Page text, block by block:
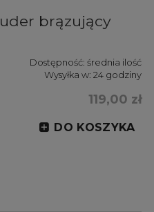
brązujący
Dostępność: średnia ilość
Wysyłka w: 24 godziny
119,00 zł
DO KOSZYKA